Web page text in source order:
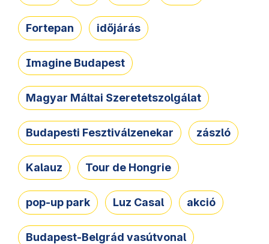
Fortepan időjárás
Imagine Budapest
Magyar Máltai Szeretetszolgálat
Budapesti Fesztiválzenekar zászló
Kalauz Tour de Hongrie
pop-up park Luz Casal akció
Budapest-Belgrád vasútvonal